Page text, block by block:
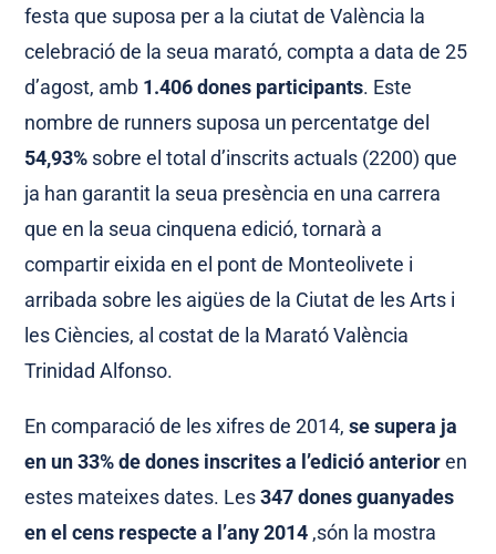
festa que suposa per a la ciutat de València la
celebració de la seua marató, compta a data de 25
d’agost, amb 1.406 dones participants. Este
nombre de runners suposa un percentatge del
54,93% sobre el total d’inscrits actuals (2200) que
ja han garantit la seua presència en una carrera
que en la seua cinquena edició, tornarà a
compartir eixida en el pont de Monteolivete i
arribada sobre les aigües de la Ciutat de les Arts i
les Ciències, al costat de la Marató València
Trinidad Alfonso.
En comparació de les xifres de 2014, se supera ja
en un 33% de dones inscrites a l’edició anterioren
estes mateixes dates. Les347 dones guanyades
en el cens respecte a l’any 2014 ,són la mostra